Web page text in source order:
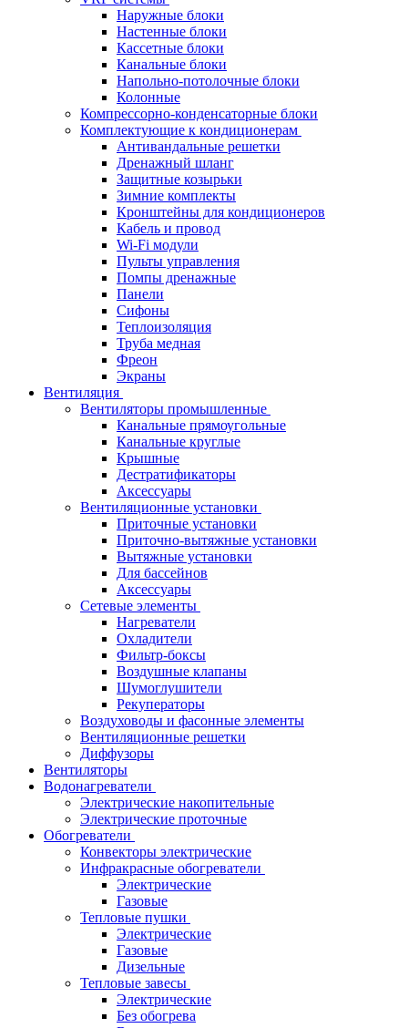
Наружные блоки
Настенные блоки
Кассетные блоки
Канальные блоки
Напольно-потолочные блоки
Колонные
Компрессорно-конденсаторные блоки
Комплектующие к кондиционерам
Антивандальные решетки
Дренажный шланг
Защитные козырьки
Зимние комплекты
Кронштейны для кондиционеров
Кабель и провод
Wi-Fi модули
Пульты управления
Помпы дренажные
Панели
Сифоны
Теплоизоляция
Труба медная
Фреон
Экраны
Вентиляция
Вентиляторы промышленные
Канальные прямоугольные
Канальные круглые
Крышные
Дестратификаторы
Аксессуары
Вентиляционные установки
Приточные установки
Приточно-вытяжные установки
Вытяжные установки
Для бассейнов
Аксессуары
Сетевые элементы
Нагреватели
Охладители
Фильтр-боксы
Воздушные клапаны
Шумоглушители
Рекуператоры
Воздуховоды и фасонные элементы
Вентиляционные решетки
Диффузоры
Вентиляторы
Водонагреватели
Электрические накопительные
Электрические проточные
Обогреватели
Конвекторы электрические
Инфракрасные обогреватели
Электрические
Газовые
Тепловые пушки
Электрические
Газовые
Дизельные
Тепловые завесы
Электрические
Без обогрева